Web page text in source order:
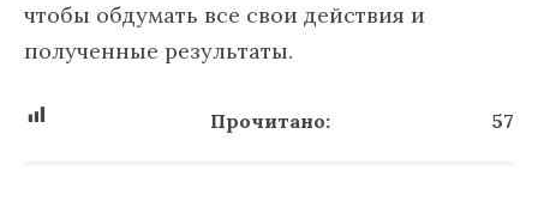
чтобы обдумать все свои действия и
полученные результаты.
Прочитано: 57